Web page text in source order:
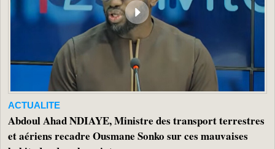
ACTUALITE
Abdoul Ahad NDIAYE, Ministre des transport terrestres
et aériens recadre Ousmane Sonko sur ces mauvaises